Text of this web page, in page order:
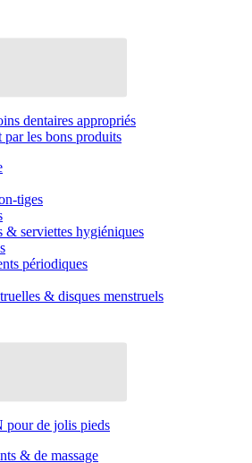
dentaires appropriés
par les bons produits
tiges
& serviettes hygiéniques
périodiques
& disques menstruels
de jolis pieds
& de massage